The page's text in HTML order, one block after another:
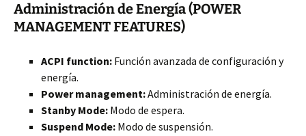
Administración de Energía (POWER
MANAGEMENT FEATURES)
ACPI function: Función avanzada de configuración y
energía.
Power management:Administración de energía.
Stanby Mode: Modo de espera.
Suspend Mode: Modo de suspensión.